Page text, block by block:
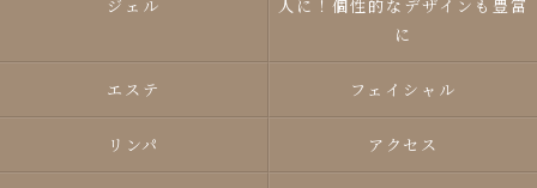
ジェル
人に！個性的なデザインも豊富
に
エステ フェイシャル
リンパ アクセス